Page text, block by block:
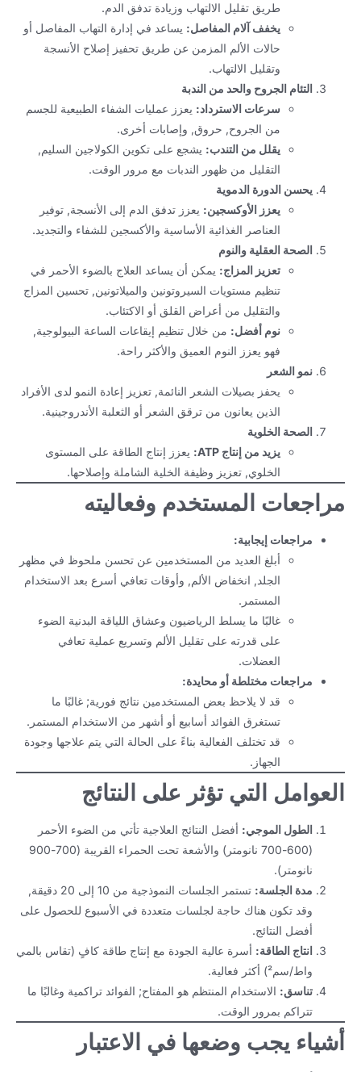
طريق تقليل الالتهاب وزيادة تدفق الدم.
يخفف آلام المفاصل:يساعد في إدارة التهاب المفاصل أو
حالات الألم المزمن عن طريق تحفيز إصلاح الأنسجة
وتقليل الالتهاب.
التئام الجروح والحد من الندبة
سرعات الاسترداد:يعزز عمليات الشفاء الطبيعية للجسم
من الجروح, حروق, وإصابات أخرى.
يقلل من التندب:يشجع على تكوين الكولاجين السليم,
التقليل من ظهور الندبات مع مرور الوقت.
يحسن الدورة الدموية
يعزز الأوكسجين:يعزز تدفق الدم إلى الأنسجة, توفير
العناصر الغذائية الأساسية والأكسجين للشفاء والتجديد.
الصحة العقلية والنوم
تعزيز المزاج:يمكن أن يساعد العلاج بالضوء الأحمر في
تنظيم مستويات السيروتونين والميلاتونين, تحسين المزاج
والتقليل من أعراض القلق أو الاكتئاب.
نوم أفضل:من خلال تنظيم إيقاعات الساعة البيولوجية,
فهو يعزز النوم العميق والأكثر راحة.
نمو الشعر
يحفز بصيلات الشعر النائمة, تعزيز إعادة النمو لدى الأفراد
الذين يعانون من ترقق الشعر أو الثعلبة الأندروجينية.
الصحة الخلوية
يزيد من إنتاج ATP:
يعزز إنتاج الطاقة على المستوى
الخلوي, تعزيز وظيفة الخلية الشاملة وإصلاحها.
مراجعات المستخدم وفعاليته
مراجعات إيجابية:
أبلغ العديد من المستخدمين عن تحسن ملحوظ في مظهر
الجلد, انخفاض الألم, وأوقات تعافي أسرع بعد الاستخدام
المستمر.
غالبًا ما يسلط الرياضيون وعشاق اللياقة البدنية الضوء
على قدرته على تقليل الألم وتسريع عملية تعافي
العضلات.
مراجعات مختلطة أو محايدة:
قد لا يلاحظ بعض المستخدمين نتائج فورية; غالبًا ما
تستغرق الفوائد أسابيع أو أشهر من الاستخدام المستمر.
قد تختلف الفعالية بناءً على الحالة التي يتم علاجها وجودة
الجهاز.
العوامل التي تؤثر على النتائج
الطول الموجي:أفضل النتائج العلاجية تأتي من الضوء الأحمر
(600-700 نانومتر) والأشعة تحت الحمراء القريبة (700-900
نانومتر).
مدة الجلسة:
تستمر الجلسات النموذجية من 10 إلى 20 دقيقة,
وقد تكون هناك حاجة لجلسات متعددة في الأسبوع للحصول على
أفضل النتائج.
انتاج الطاقة:أسرة عالية الجودة مع إنتاج طاقة كافٍ (تقاس بالمي
واط/سم²) أكثر فعالية.
تناسق:الاستخدام المنتظم هو المفتاح; الفوائد تراكمية وغالبًا ما
تتراكم بمرور الوقت.
أشياء يجب وضعها في الاعتبار